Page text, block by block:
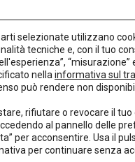
Copyright 2017–2026
Privacy Policy
selezionate utilizzano
tecniche e, con il tuo
“misurazione”
nella informativa sul
può rendere non
rifiutare o revocare il tuo
al pannello delle
per acconsentire. Usa il
per continuare senza